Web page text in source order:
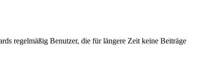
regelmäßig Benutzer, die für längere Zeit keine Beiträge